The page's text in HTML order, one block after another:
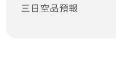
三日空品預報